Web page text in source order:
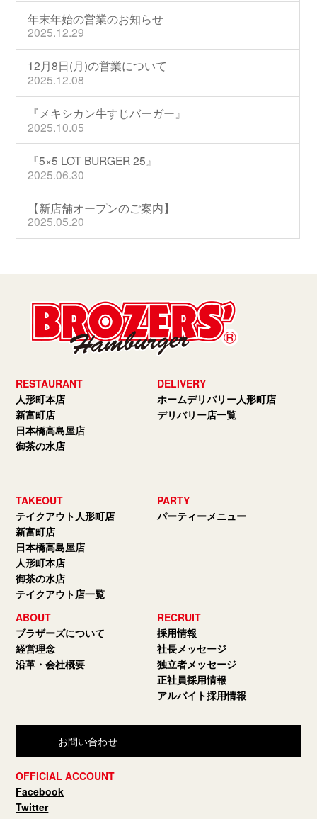
年末年始の営業のお知らせ
2025.12.29
12月8日(月)の営業について
2025.12.08
『メキシカン牛すじバーガー』
2025.10.05
『5×5 LOT BURGER 25』
2025.06.30
【新店舗オープンのご案内】
2025.05.20
RESTAURANT
人形町本店
新富町店
日本橋高島屋店
御茶の水店
DELIVERY
ホームデリバリー人形町店
デリバリー店一覧
TAKEOUT
テイクアウト人形町店
新富町店
日本橋高島屋店
人形町本店
御茶の水店
テイクアウト店一覧
PARTY
パーティーメニュー
ABOUT
ブラザーズについて
経営理念
沿革・会社概要
RECRUIT
採用情報
社長メッセージ
独立者メッセージ
正社員採用情報
アルバイト採用情報
お問い合わせ
OFFICIAL ACCOUNT
Facebook
Twitter